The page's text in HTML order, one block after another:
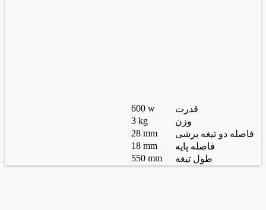
قدرت
600 w
وزن
3 kg
فاصله دو تیغه برشی
28 mm
فاصله پایه
18 mm
طول تیغه
550 mm